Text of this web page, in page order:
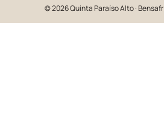
© 2026 Quinta Paraíso Alto ·